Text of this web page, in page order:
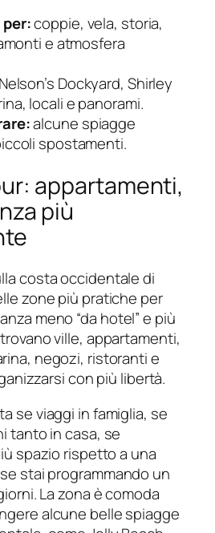
coppie, vela, storia,
e atmosfera
Nelson’s Dockyard, Shirley
locali e panorami.
alcune spiagge
spostamenti.
appartamenti,
più
costa occidentale di
zone più pratiche per
meno “da hotel” e più
ville, appartamenti,
negozi, ristoranti e
con più libertà.
se viaggi in famiglia, se
tanto in casa, se
spazio rispetto a una
stai programmando un
La zona è comoda
alcune belle spiagge